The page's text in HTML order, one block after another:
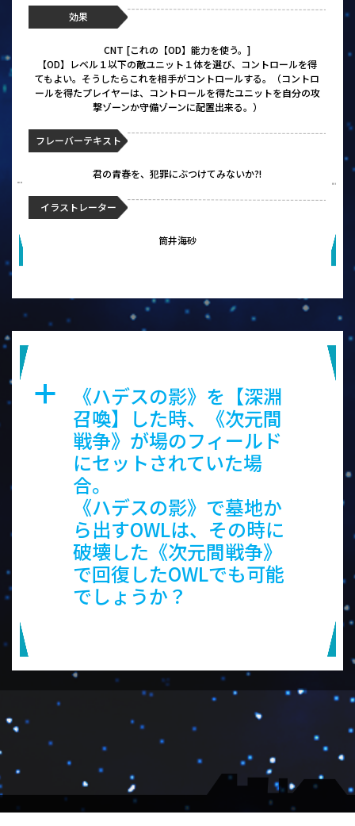
効果
CNT [これの【OD】能力を使う。]
【OD】レベル１以下の敵ユニット１体を選び、コントロールを得
てもよい。そうしたらこれを相手がコントロールする。（コントロ
ールを得たプレイヤーは、コントロールを得たユニットを自分の攻
撃ゾーンか守備ゾーンに配置出来る。）
フレーバーテキスト
君の青春を、犯罪にぶつけてみないか?!
イラストレーター
筒井海砂
a
《ハデスの影》を【深淵
召喚】した時、《次元間
戦争》が場のフィールド
にセットされていた場
合。
《ハデスの影》で墓地か
ら出すOWLは、その時に
破壊した《次元間戦争》
で回復したOWLでも可能
でしょうか？